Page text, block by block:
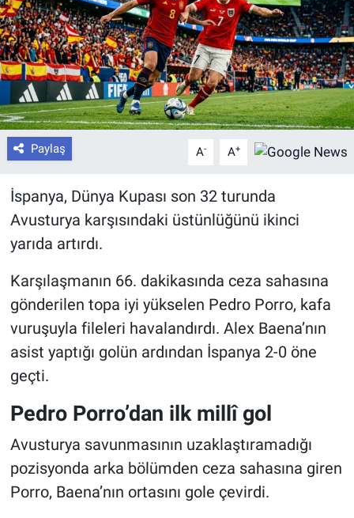
Paylaş A- A+
İspanya, Dünya Kupası son 32 turunda
Avusturya karşısındaki üstünlüğünü ikinci
yarıda artırdı.
Karşılaşmanın 66. dakikasında ceza sahasına
gönderilen topa iyi yükselen Pedro Porro, kafa
vuruşuyla fileleri havalandırdı. Alex Baena’nın
asist yaptığı golün ardından İspanya 2-0 öne
geçti.
Pedro Porro’dan ilk millî gol
Avusturya savunmasının uzaklaştıramadığı
pozisyonda arka bölümden ceza sahasına giren
Porro, Baena’nın ortasını gole çevirdi.